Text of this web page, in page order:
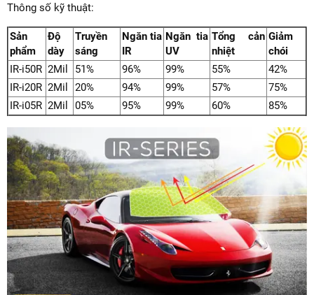
Thông số kỹ thuật:
Sản
phẩm
Độ
dày
Truyền
sáng
Ngăn tia
IR
Ngăn tia
UV
Tổng cản
nhiệt
Giảm
chói
IR-i50R 2Mil 51% 96% 99% 55%
42%
IR-i20R 2Mil 20% 94% 99% 57%
75%
IR-i05R 2Mil 05% 95% 99% 60% 85%